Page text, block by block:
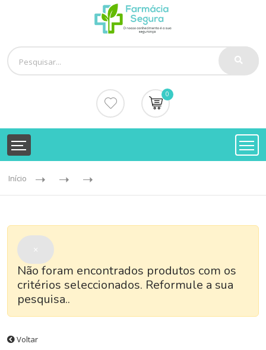
0
Início
×
Não foram encontrados produtos com os
critérios seleccionados. Reformule a sua
pesquisa..
Voltar